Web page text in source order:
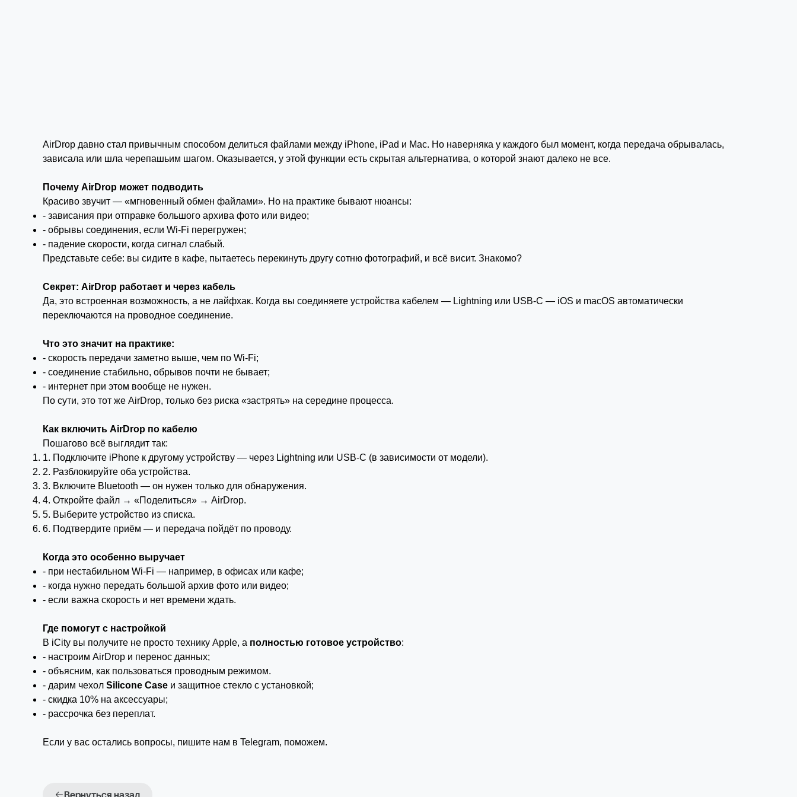
AirDrop давно стал привычным способом делиться файлами между iPhone, iPad и Mac. Но наверняка у каждого был момент, когда передача обрывалась,
зависала или шла черепашьим шагом. Оказывается, у этой функции есть скрытая альтернатива, о которой знают далеко не все.
Почему AirDrop может подводить
Красиво звучит — «мгновенный обмен файлами». Но на практике бывают нюансы:
- зависания при отправке большого архива фото или видео;
- обрывы соединения, если Wi-Fi перегружен;
- падение скорости, когда сигнал слабый.
Представьте себе: вы сидите в кафе, пытаетесь перекинуть другу сотню фотографий, и всё висит. Знакомо?
Секрет: AirDrop работает и через кабель
Да, это встроенная возможность, а не лайфхак. Когда вы соединяете устройства кабелем — Lightning или USB-C — iOS и macOS автоматически
переключаются на проводное соединение.
Что это значит на практике:
- скорость передачи заметно выше, чем по Wi-Fi;
- соединение стабильно, обрывов почти не бывает;
- интернет при этом вообще не нужен.
По сути, это тот же AirDrop, только без риска «застрять» на середине процесса.
Как включить AirDrop по кабелю
Пошагово всё выглядит так:
1. Подключите iPhone к другому устройству — через Lightning или USB-C (в зависимости от модели).
2. Разблокируйте оба устройства.
3. Включите Bluetooth — он нужен только для обнаружения.
4. Откройте файл → «Поделиться» → AirDrop.
5. Выберите устройство из списка.
6. Подтвердите приём — и передача пойдёт по проводу.
Когда это особенно выручает
- при нестабильном Wi-Fi — например, в офисах или кафе;
- когда нужно передать большой архив фото или видео;
- если важна скорость и нет времени ждать.
Где помогут с настройкой
В iCity вы получите не просто технику Apple, а полностью готовое устройство:
- настроим AirDrop и перенос данных;
- объясним, как пользоваться проводным режимом.
- дарим чехол Silicone Case и защитное стекло с установкой;
- скидка 10% на аксессуары;
- рассрочка без переплат.
Если у вас остались вопросы, пишите нам в Telegram, поможем.
Вернуться назад